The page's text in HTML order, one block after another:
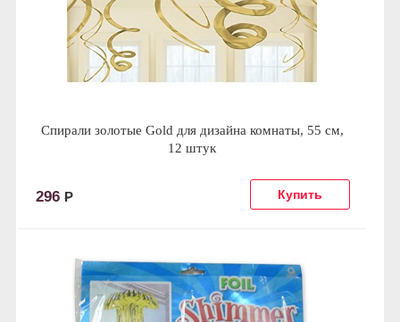
Спирали золотые Gold для дизайна комнаты, 55 см,
12 штук
296 Р